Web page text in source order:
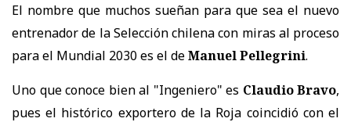
El nombre que muchos sueñan para que sea el nuevo
entrenador de la Selección chilena con miras al proceso
para el Mundial 2030 es el deManuel Pellegrini.
Uno que conoce bien al "Ingeniero" es Claudio Bravo,
pues el histórico exportero de la Roja coincidió con el